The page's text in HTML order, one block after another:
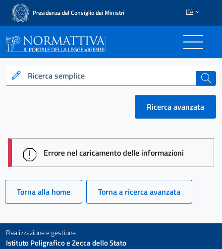
Presidenza del Consiglio dei Ministri ITA
Normattiva - Il portale
Ricerca semplice cerca
Ricerca avanzata
session id:
Errore nel caricamento delle informazioni
Torna alla home Torna a ricerca avanzata
Realizzazione e gestione
Istituto Poligrafico e Zecca dello Stato